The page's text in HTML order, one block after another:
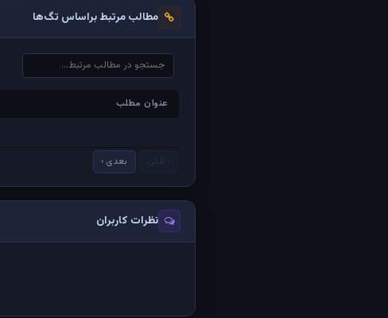
مطالب مرتبط براساس تگ‌ها
عنوان مطلب
بعدی ›
نظرات کاربران